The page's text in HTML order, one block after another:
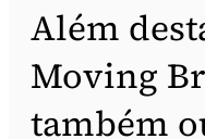
Além
Moving
também